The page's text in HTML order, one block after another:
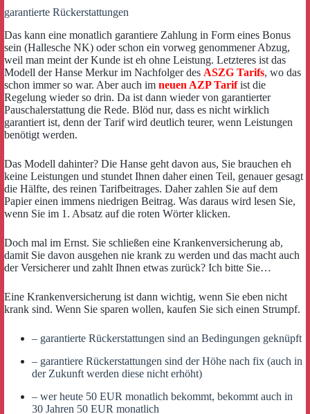
garantierte Rückerstattungen
Das kann eine monatlich garantiere Zahlung in Form eines Bonus
sein (Hallesche NK) oder schon ein vorweg genommener Abzug,
weil man meint der Kunde ist eh ohne Leistung. Letzteres ist das
Modell der Hanse Merkur im Nachfolger des ASZG Tarifs, wo das
schon immer so war. Aber auch im neuen AZP Tarifist die
Regelung wieder so drin. Da ist dann wieder von garantierter
Pauschalerstattung die Rede. Blöd nur, dass es nicht wirklich
garantiert ist, denn der Tarif wird deutlich teurer, wenn Leistungen
benötigt werden.
Das Modell dahinter? Die Hanse geht davon aus, Sie brauchen eh
keine Leistungen und stundet Ihnen daher einen Teil, genauer gesagt
die Hälfte, des reinen Tarifbeitrages. Daher zahlen Sie auf dem
Papier einen immens niedrigen Beitrag. Was daraus wird lesen Sie,
wenn Sie im 1. Absatz auf die roten Wörter klicken.
Doch mal im Ernst. Sie schließen eine Krankenversicherung ab,
damit Sie davon ausgehen nie krank zu werden und das macht auch
der Versicherer und zahlt Ihnen etwas zurück? Ich bitte Sie…
Eine Krankenversicherung ist dann wichtig, wenn Sie eben nicht
krank sind. Wenn Sie sparen wollen, kaufen Sie sich einen Strumpf.
– garantierte Rückerstattungen sind an Bedingungen geknüpft
– garantiere Rückerstattungen sind der Höhe nach fix (auch in
der Zukunft werden diese nicht erhöht)
– wer heute 50 EUR monatlich bekommt, bekommt auch in
30 Jahren 50 EUR monatlich